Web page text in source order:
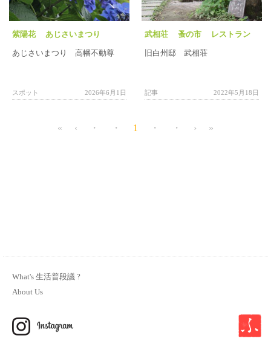
紫陽花
あじさいまつり
あじさい
高幡不動尊
あじさいまつり 高幡不動尊
スポット 2026年6月1日
武相荘 蚤の市
レストラン
カフェ
旧白州邸 武相荘
記事 2022年5月18日
« ‹ ・ ・ 1 ・ ・ › »
What's 生活普段議 ?
About Us